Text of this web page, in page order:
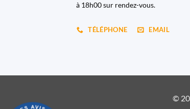
à 18h00 sur rendez-vous.
TÉLÉPHONE EMAIL
©